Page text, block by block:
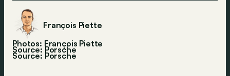
François Piette
Photos: François Piette
Source: Porsche
Source: Porsche